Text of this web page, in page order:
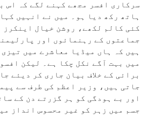
سرکاری افسر مجھے کہنے لگے کہ اس
ہاتھ رکھ دیا ہو۔ میں نے انہیں
کئی کالم لکھے، روشن خیال
جماعتوں کے رہنمائوں اور
ہیں کہ ہاں میڈیا معاشرے میں
میں بہت آگے نکل چکا ہے۔ لیکن
برائی کے خلاف بیان جاری کر دیئے
جاتی ہیں، وزیر اعظم کی طرف سے
اور بے ہودگی کو ہر گزرتے دن کے
جسم میں زہر کو غیر محسوس انداز